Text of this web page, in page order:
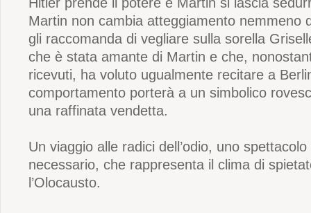
Martin non cambia atteggiamento nemmeno
gli raccomanda di vegliare sulla sorella
che è stata amante di Martin e che,
ricevuti, ha voluto ugualmente recitare a
comportamento porterà a un simbolico
una raffinata vendetta.
Un viaggio alle radici dell’odio, uno
necessario, che rappresenta il clima di
l’Olocausto.